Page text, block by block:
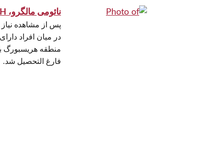
نائومی مالگرو، RDH »
پس از مشاهده
در میان افراد
منطقه هریسبورگ
فارغ التحصیل شد.